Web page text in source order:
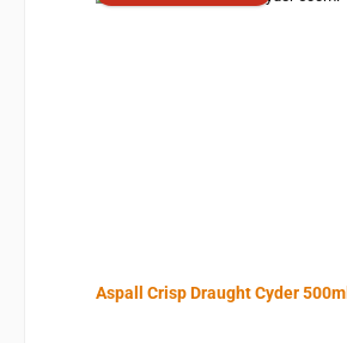
Aspall Crisp Draught Cyder 500ml